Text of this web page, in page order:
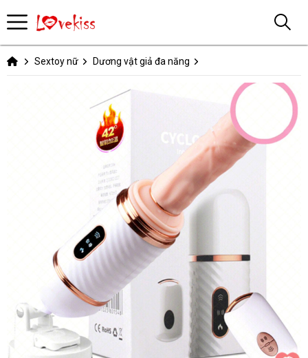
Sextoy nữ Dương vật giả đa năng